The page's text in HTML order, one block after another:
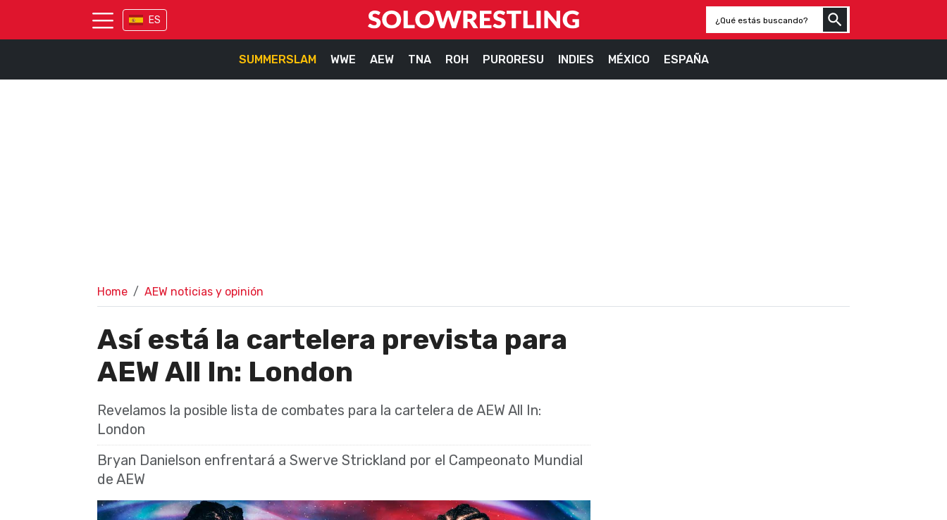
ES
SUMMERSLAM WWE AEW TNA ROH PURORESU INDIES MÉXICO ESPAÑA
Home AEW noticias y opinión
Así está la cartelera prevista para
AEW All In: London
Revelamos la posible lista de combates para la cartelera de AEW All In:
London
Bryan Danielson enfrentará a Swerve Strickland por el Campeonato Mundial
de AEW